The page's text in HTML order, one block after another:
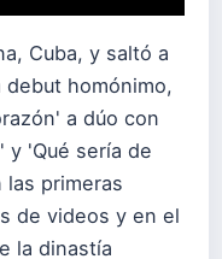
Cuba, y saltó a
debut homónimo,
a dúo con
y 'Qué sería de
las primeras
de videos y en el
la dinastía